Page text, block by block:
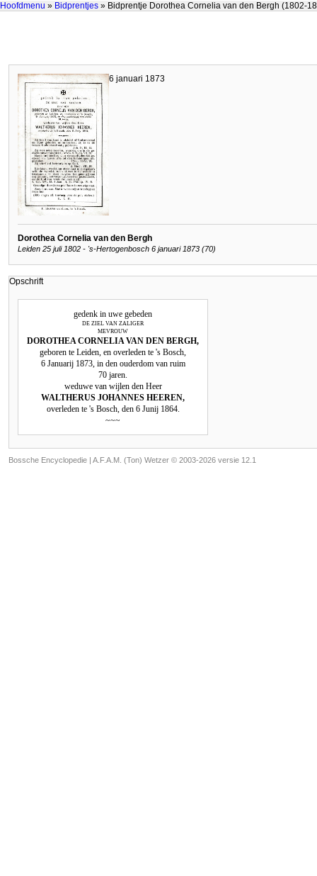
Hoofdmenu » Bidprentjes » Bidprentje Dorothea Cornelia van den Bergh (1802-
6 januari 1873
Dorothea Cornelia van den Bergh
Leiden 25 juli 1802 - 's-Hertogenbosch 6 januari 1873 (70)
Opschrift
gedenk in uwe gebeden
DE ZIEL VAN ZALIGER
MEVROUW
DOROTHEA CORNELIA VAN DEN BERGH,
geboren te Leiden, en overleden te 's Bosch,
6 Januarij 1873, in den ouderdom van ruim
70 jaren.
weduwe van wijlen den Heer
WALTHERUS JOHANNES HEEREN,
overleden te 's Bosch, den 6 Junij 1864.
~~~
Bossche Encyclopedie | A.F.A.M. (Ton) Wetzer © 2003-2026 versie 12.1